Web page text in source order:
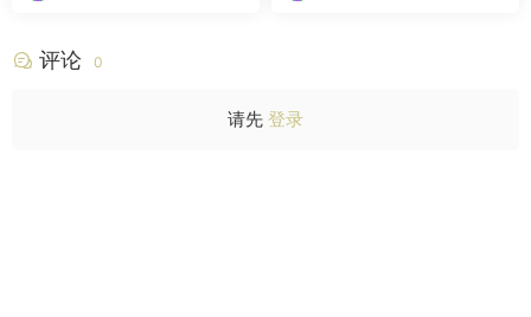
评论 0
请先 登录